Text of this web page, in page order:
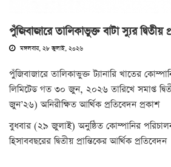
পুঁজিবাজারে তালিকাভুক্ত বাটা স্যুর দ্বিতীয়
মঙ্গলবার, ২৮ জুলাই, ২০২৬
পুঁজিবাজারে তালিকাভুক্ত ‌ট্যানারি খাতের
লিমিটেড গত ৩০ জুন, ২০২৬ তারিখে সমাপ্ত
জুন’২৬) অনিরীক্ষিত আর্থিক প্রতিবেদন প্রকাশ
বুধবার (২৯ জুলাই) অনুষ্ঠিত কোম্পানির
হিসাববছরের দ্বিতীয় প্রান্তিকের আর্থিক প্রতিবেদন